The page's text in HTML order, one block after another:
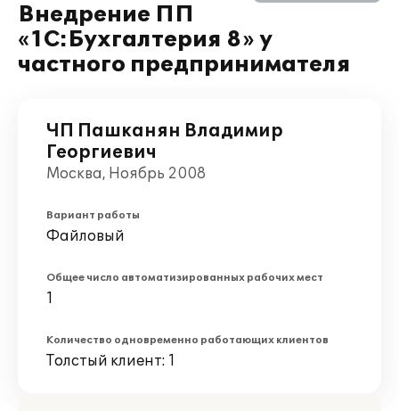
Внедрение ПП
«1С:Бухгалтерия 8» у
частного предпринимателя
ЧП Пашканян Владимир
Георгиевич
Москва, Ноябрь 2008
Вариант работы
Файловый
Общее число автоматизированных рабочих мест
1
Количество одновременно работающих клиентов
Толстый клиент: 1